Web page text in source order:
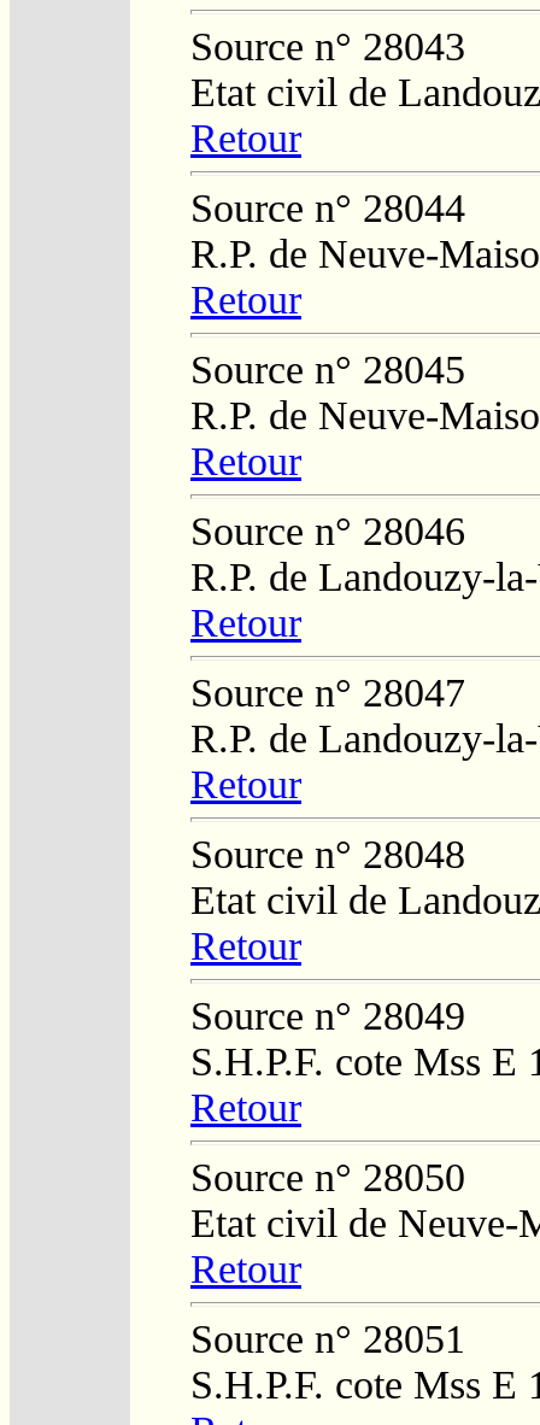
Source n° 28043
Etat civil de
Retour
Source n° 28044
R.P. de Neuve-
Retour
Source n° 28045
R.P. de Neuve-
Retour
Source n° 28046
R.P. de Landouzy-
Retour
Source n° 28047
R.P. de Landouzy-
Retour
Source n° 28048
Etat civil de
Retour
Source n° 28049
S.H.P.F. cote Mss E
Retour
Source n° 28050
Etat civil de Neuve-
Retour
Source n° 28051
S.H.P.F. cote Mss E